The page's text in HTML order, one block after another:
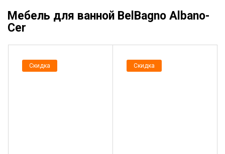
Мебель для ванной BelBagno Albano-
Cer
Скидка Скидка